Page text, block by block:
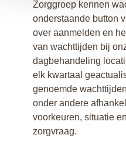
Zorggroep kennen
onderstaande button
over aanmelden en
van wachttijden bij
dagbehandeling
elk kwartaal
genoemde
onder andere
voorkeuren, situatie
zorgvraag.